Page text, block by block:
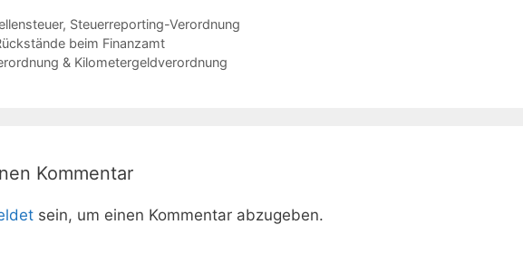
, Steuerreporting-Verordnung
beim Finanzamt
& Kilometergeldverordnung
Kommentar
sein, um einen Kommentar abzugeben.